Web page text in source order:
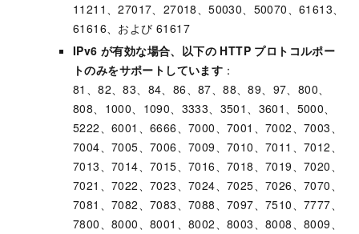
11211、27017、27018、50030、50070、61613、
61616、および 61617
IPv6 が有効な場合、以下の HTTP プロトコルポー
トのみをサポートしています ：
81、82、83、84、86、87、88、89、97、800、
808、1000、1090、3333、3501、3601、5000、
5222、6001、6666、7000、7001、7002、7003、
7004、7005、7006、7009、7010、7011、7012、
7013、7014、7015、7016、7018、7019、7020、
7021、7022、7023、7024、7025、7026、7070、
7081、7082、7083、7088、7097、7510、7777、
7800、8000、8001、8002、8003、8008、8009、